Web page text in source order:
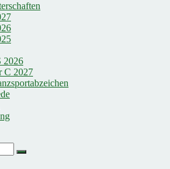
2026
C 2027